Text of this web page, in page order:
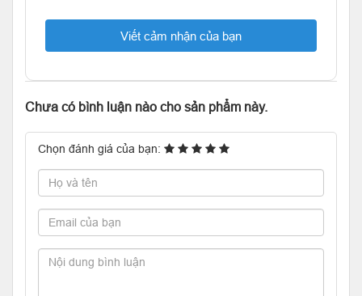
Viết cảm nhận của bạn
Chưa có bình luận nào cho sản phẩm này.
Chọn đánh giá của bạn: